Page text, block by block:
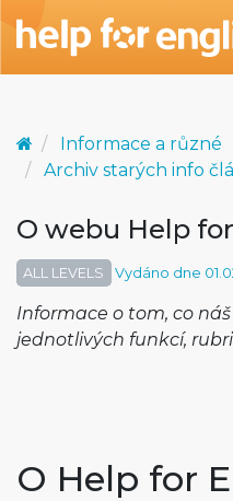
Informace a různé
Archiv starých info
O webu Help
ALL LEVELS Vydáno dne
Informace o tom, co
jednotlivých funkcí,
O Help for